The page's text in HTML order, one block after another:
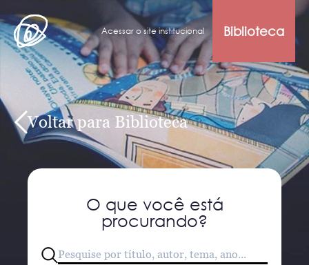
Acessar o site institucional Biblioteca
Voltar para Biblioteca
O que você está
procurando?